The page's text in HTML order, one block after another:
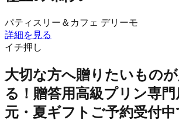
パティスリー＆カフェ デリーモ
詳細を見る
イチ押し
大切な方へ贈りたいもの
る！贈答用高級プリン専
元・夏ギフトご予約受付中